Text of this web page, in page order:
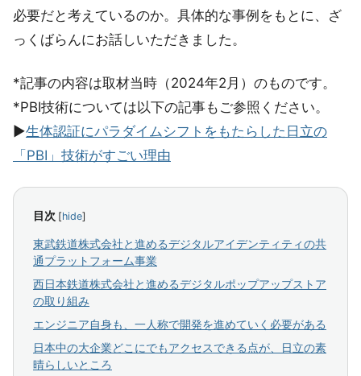
必要だと考えているのか。具体的な事例をもとに、ざ
っくばらんにお話しいただきました。
*記事の内容は取材当時（2024年2月）のものです。
*PBI技術については以下の記事もご参照ください。
▶︎生体認証にパラダイムシフトをもたらした日立の
「PBI」技術がすごい理由
目次 [hide]
東武鉄道株式会社と進めるデジタルアイデンティティの共
通プラットフォーム事業
西日本鉄道株式会社と進めるデジタルポップアップストア
の取り組み
エンジニア自身も、一人称で開発を進めていく必要がある
日本中の大企業どこにでもアクセスできる点が、日立の素
晴らしいところ